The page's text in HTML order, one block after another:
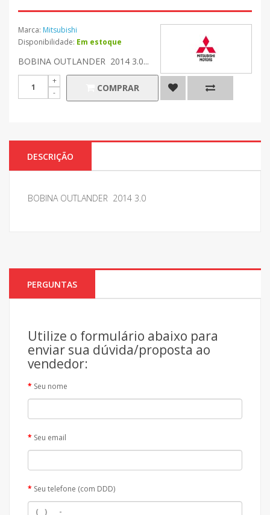
Marca: Mitsubishi
Disponibilidade: Em estoque
BOBINA OUTLANDER 2014 3.0...
COMPRAR
DESCRIÇÃO
BOBINA OUTLANDER 2014 3.0
PERGUNTAS
Utilize o formulário abaixo para
enviar sua dúvida/proposta ao
vendedor:
Seu nome
Seu email
Seu telefone (com DDD)